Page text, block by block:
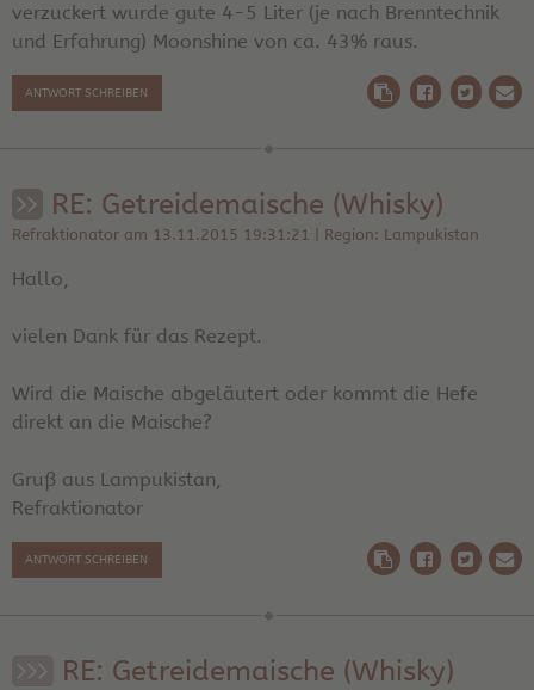
verzuckert wurde gute 4-5 Liter (je nach Brenntechnik
und Erfahrung) Moonshine von ca. 43% raus.
ANTWORT SCHREIBEN
RE: Getreidemaische (Whisky)
Refraktionator am 13.11.2015 19:31:21 | Region: Lampukistan
Hallo,
vielen Dank für das Rezept.
Wird die Maische abgeläutert oder kommt die Hefe
direkt an die Maische?
Gruß aus Lampukistan,
Refraktionator
ANTWORT SCHREIBEN
RE: Getreidemaische (Whisky)